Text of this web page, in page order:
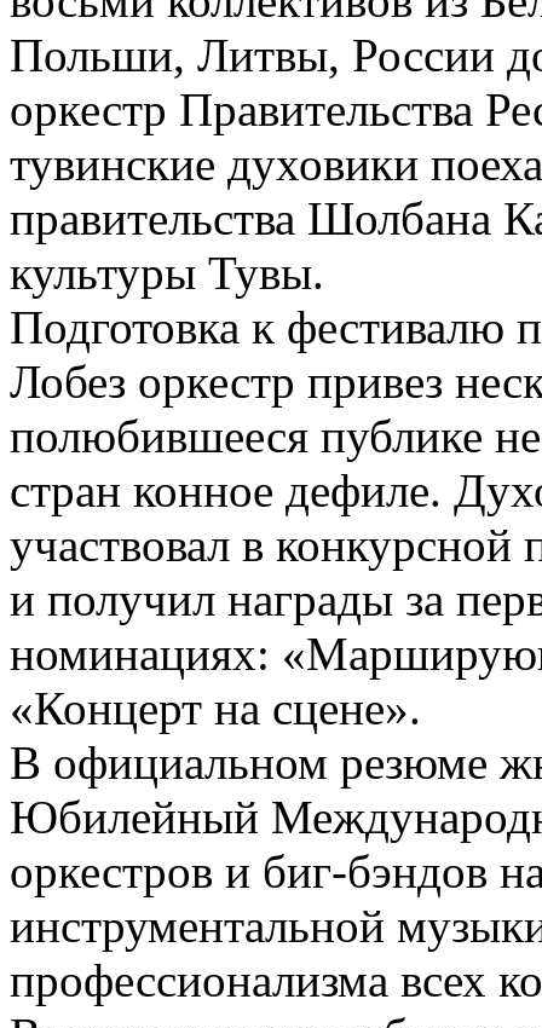
Польши, Литвы, России
оркестр Правительства
тувинские духовики
правительства Шолбана
культуры Тувы.
Подготовка к фестивалю
Лобез оркестр привез
полюбившееся публике
стран конное дефиле.
участвовал в конкурсной
и получил награды за
номинациях:
«Концерт на сцене».
В официальном резюме
Юбилейный
оркестров и биг-бэндов
инструментальной
профессионализма всех